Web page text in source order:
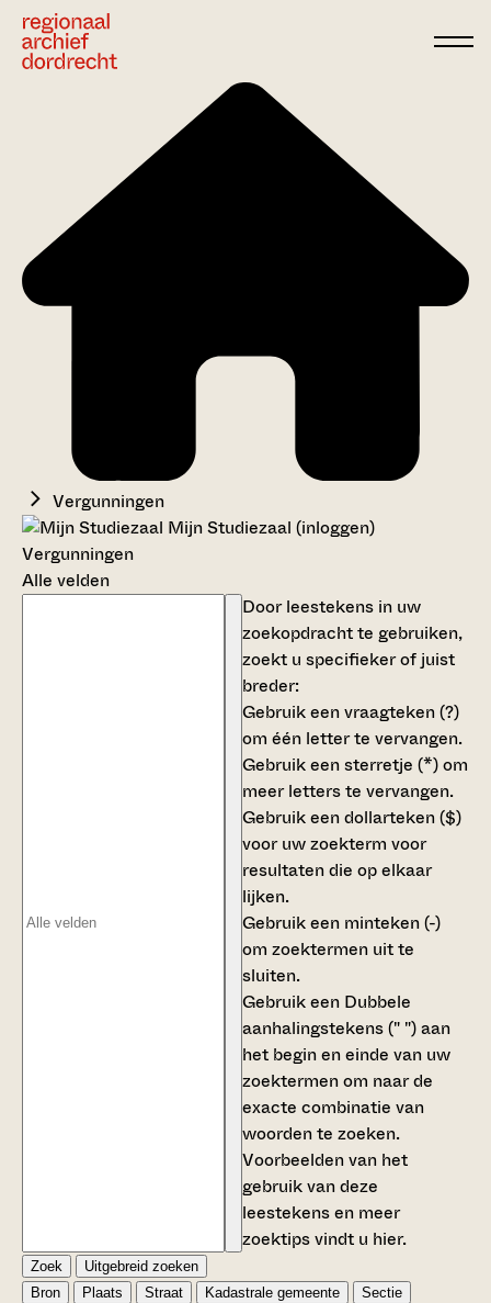
Vergunningen
Mijn Studiezaal (inloggen)
Vergunningen
Alle velden
Door leestekens in uw
zoekopdracht te gebruiken,
zoekt u specifieker of juist
breder:
Gebruik eenvraagteken (?)
om één letter te vervangen.
Gebruik eensterretje (*)om
meer letters te vervangen.
Gebruik eendollarteken ($)
voor uw zoekterm voor
resultaten die op elkaar
lijken.
Gebruik een minteken (-)
om zoektermen uit te
sluiten.
Gebruik een Dubbele
aanhalingstekens (" ")aan
het begin en einde van uw
zoektermen om naar de
exacte combinatie van
woorden te zoeken.
Voorbeelden van het
gebruik van deze
leestekens en meer
zoektips vindt u hier.
Zoek
Uitgebreid zoeken
Bron
Plaats Straat Kadastrale gemeente Sectie